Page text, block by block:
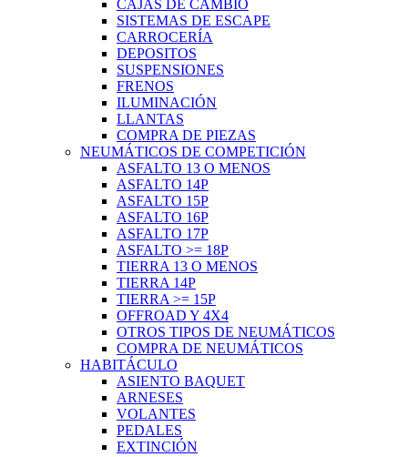
CAJAS DE CAMBIO
SISTEMAS DE ESCAPE
CARROCERÍA
DEPOSITOS
SUSPENSIONES
FRENOS
ILUMINACIÓN
LLANTAS
COMPRA DE PIEZAS
NEUMÁTICOS DE COMPETICIÓN
ASFALTO 13 O MENOS
ASFALTO 14P
ASFALTO 15P
ASFALTO 16P
ASFALTO 17P
ASFALTO >= 18P
TIERRA 13 O MENOS
TIERRA 14P
TIERRA >= 15P
OFFROAD Y 4X4
OTROS TIPOS DE NEUMÁTICOS
COMPRA DE NEUMÁTICOS
HABITÁCULO
ASIENTO BAQUET
ARNESES
VOLANTES
PEDALES
EXTINCIÓN